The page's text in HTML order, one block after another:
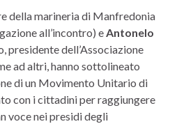
della marineria di Manfredonia
all’incontro) eAntonelo
dell’Associazione
ad altri, hanno sottolineato
di un Movimento Unitario di
con i cittadini per raggiungere
voce nei presidi degli